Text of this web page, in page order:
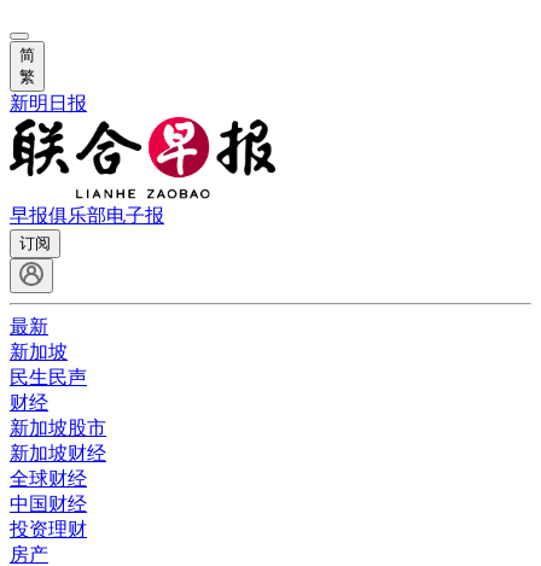
简
繁
新明日报
早报俱乐部电子报
订阅
最新
新加坡
民生民声
财经
新加坡股市
新加坡财经
全球财经
中国财经
投资理财
房产